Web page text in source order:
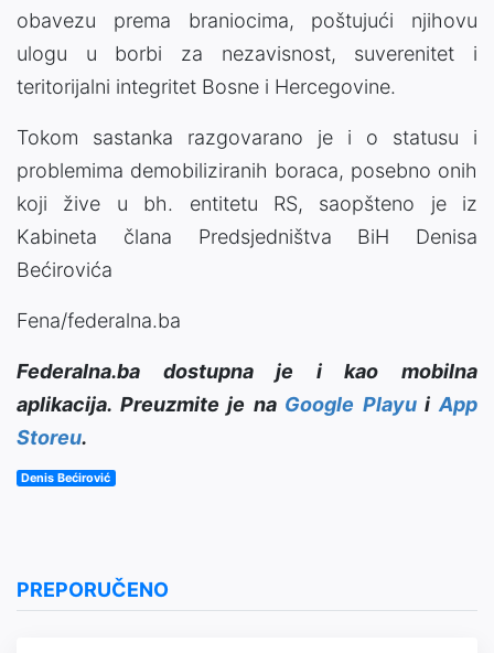
obavezu prema braniocima, poštujući njihovu
ulogu u borbi za nezavisnost, suverenitet i
teritorijalni integritet Bosne i Hercegovine.
Tokom sastanka razgovarano je i o statusu i
problemima demobiliziranih boraca, posebno onih
koji žive u bh. entitetu RS, saopšteno je iz
Kabineta člana Predsjedništva BiH Denisa
Bećirovića
Fena/federalna.ba
Federalna.ba dostupna je i kao mobilna
aplikacija. Preuzmite je na Google PlayuiApp
Storeu.
Denis Bećirović
PREPORUČENO